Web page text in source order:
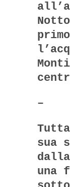
–
sua
una